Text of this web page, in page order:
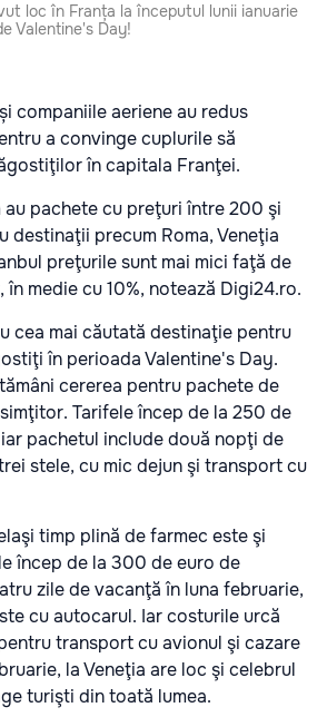
loc în Franța la începutul lunii ianuarie
Valentine's Day!
companiile aeriene au redus
a convinge cuplurile să
în capitala Franţei.
pachete cu preţuri între 200 şi
destinaţii precum Roma, Veneţia
preţurile sunt mai mici faţă de
medie cu 10%, notează Digi24.ro.
cea mai căutată destinaţie pentru
în perioada Valentine's Day.
cererea pentru pachete de
Tarifele încep de la 250 de
pachetul include două nopţi de
stele, cu mic dejun şi transport cu
timp plină de farmec este şi
încep de la 300 de euro de
zile de vacanţă în luna februarie,
cu autocarul. Iar costurile urcă
transport cu avionul şi cazare
la Veneţia are loc şi celebrul
turişti din toată lumea.